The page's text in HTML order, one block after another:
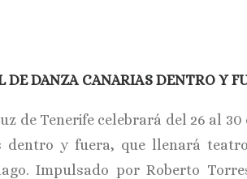
DE DANZA CANARIAS DENTRO Y
de Tenerife celebrará del 26 al
dentro y fuera, que llenará
Impulsado por Roberto